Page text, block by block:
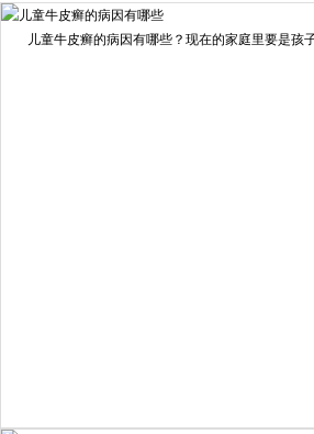
预约量
我要咨询我要预约
儿童牛皮癣的病因有哪些？现在的家庭里要是孩